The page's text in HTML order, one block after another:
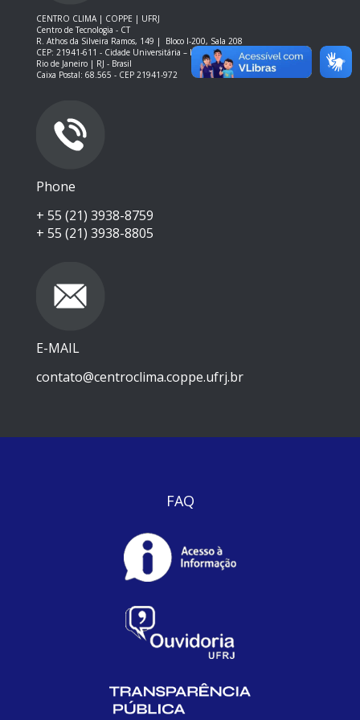
CENTRO CLIMA | COPPE | UFRJ
Centro de Tecnologia - CT
R. Athos da Silveira Ramos, 149 |
Bloco I-200, Sala 208
CEP: 21941-611 - Cidade Universitária – Ilha do Fundão – RJ
Rio de Janeiro | RJ - Brasil
Caixa Postal: 68.565 - CEP 21941-972
Phone
+ 55 (21) 3938-8759
+ 55 (21) 3938-8805
E-MAIL
contato@centroclima.coppe.ufrj.br
FAQ